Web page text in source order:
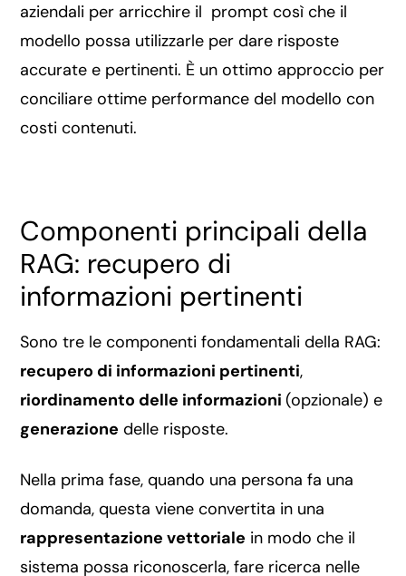
aziendali per arricchire il prompt così che il
modello possa utilizzarle per dare risposte
accurate e pertinenti. È un ottimo approccio per
conciliare ottime performance del modello con
costi contenuti.
Componenti principali della
RAG: recupero di
informazioni pertinenti
Sono tre le componenti fondamentali della RAG:
recupero di informazioni pertinenti,
riordinamento delle informazioni(opzionale) e
generazione delle risposte.
Nella prima fase, quando una persona fa una
domanda, questa viene convertita in una
rappresentazione vettoriale in modo che il
sistema possa riconoscerla, fare ricerca nelle